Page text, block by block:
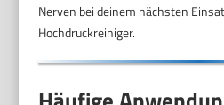
Nerven bei deinem nächsten
Hochdruckreiniger.